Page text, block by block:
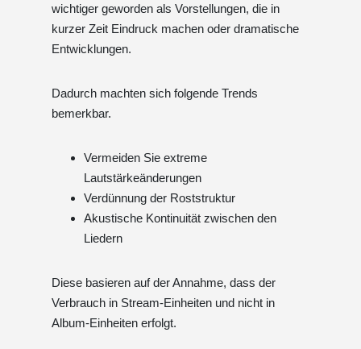
wichtiger geworden als Vorstellungen, die in
kurzer Zeit Eindruck machen oder dramatische
Entwicklungen.
Dadurch machten sich folgende Trends
bemerkbar.
Vermeiden Sie extreme
Lautstärkeänderungen
Verdünnung der Roststruktur
Akustische Kontinuität zwischen den
Liedern
Diese basieren auf der Annahme, dass der
Verbrauch in Stream-Einheiten und nicht in
Album-Einheiten erfolgt.